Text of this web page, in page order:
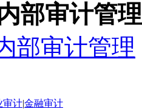
部审计管
部审计管理
审计|金融审计